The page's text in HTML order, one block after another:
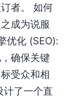
者。 如何
成为说服
优化 (SEO):
确保关键
受众和相
计了一个直